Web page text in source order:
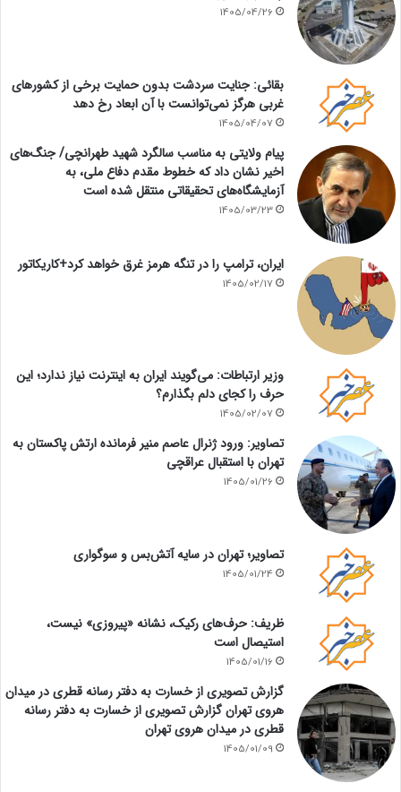
1405/04/26
بقائی: جنایت سردشت بدون حمایت برخی از کشورهای
غربی هرگز نمی‌توانست با آن ابعاد رخ دهد
1405/04/07
پیام ولایتی به مناسب سالگرد شهید طهرانچی/ جنگ‌های
اخیر نشان داد که خطوط مقدم دفاع ملی، به
آزمایشگاه‌های تحقیقاتی منتقل شده است
1405/03/23
ایران، ترامپ را در تنگه هرمز غرق خواهد کرد+کاریکاتور
1405/02/17
وزیر ارتباطات: می‌گویند ایران به اینترنت نیاز ندارد؛ این
حرف را کجای دلم بگذارم؟
1405/02/07
تصاویر: ورود ژنرال عاصم منیر فرمانده ارتش پاکستان به
تهران با استقبال عراقچی
1405/01/26
تصاویر؛ تهران در سایه آتش‌بس و سوگواری
1405/01/24
ظریف: حرف‌های رکیک، نشانه «پیروزی» نیست،
استیصال است
1405/01/16
گزارش تصویری از خسارت به دفتر رسانه قطری در میدان
هروی تهران گزارش تصویری از خسارت به دفتر رسانه
قطری در میدان هروی تهران
1405/01/09